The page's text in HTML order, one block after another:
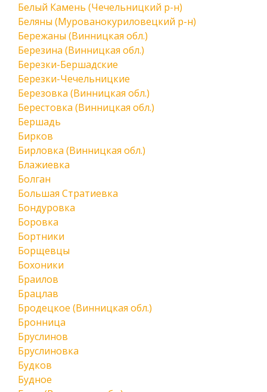
Белый Камень (Чечельницкий р-н)
Беляны (Мурованокуриловецкий р-н)
Бережаны (Винницкая обл.)
Березина (Винницкая обл.)
Березки-Бершадские
Березки-Чечельницкие
Березовка (Винницкая обл.)
Берестовка (Винницкая обл.)
Бершадь
Бирков
Бирловка (Винницкая обл.)
Блажиевка
Болган
Большая Стратиевка
Бондуровка
Боровка
Бортники
Борщевцы
Бохоники
Браилов
Брацлав
Бродецкое (Винницкая обл.)
Бронница
Бруслинов
Бруслиновка
Будков
Будное